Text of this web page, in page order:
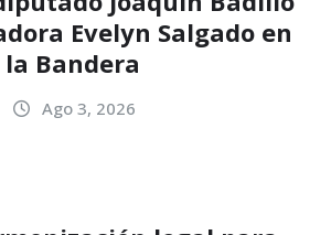
Evelyn Salgado en
Bandera
Ago 3, 2026